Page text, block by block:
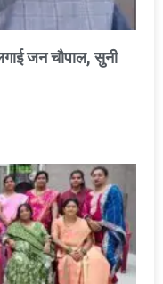
जन चौपाल, सुनी